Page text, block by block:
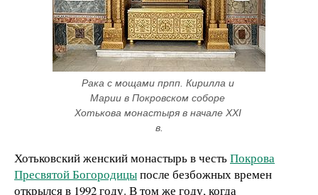
Рака с мощами прпп. Кирилла и
Марии в Покровском соборе
Хотькова монастыря в начале XXI
в.
Хотьковский женский монастырь в честьПокрова
Пресвятой Богородицыпосле безбожных времен
открылся в 1992 году. В том же году, когда